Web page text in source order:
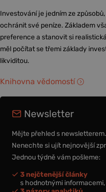
Investování je jedním ze
ochránit své peníze. Základem
preference a stanovit si
měl počítat se třemi základy
likviditou.
Knihovna vědomostí
Newsletter
Mějte přehled s newsletterem.
Nenechte si ujít nejnovější
Jednou týdně vám pošleme:
3 nejčtenější články
s hodnotnými informacemi,